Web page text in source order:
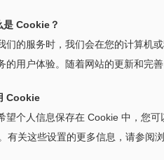
是 Cookie？
们的服务时，我们会在您的计算机
的用户体验。随着网站的更新和完
Cookie
望个人信息保存在 Cookie 中，您
有关这些设置的更多信息，请参阅